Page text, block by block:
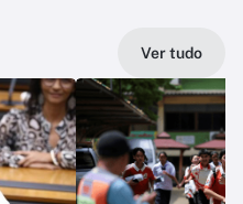
Ver tudo